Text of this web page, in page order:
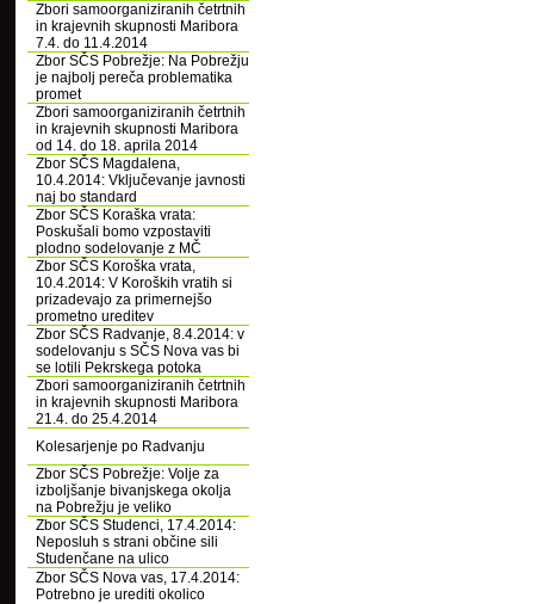
Zbori samoorganiziranih četrtnih
in krajevnih skupnosti Maribora
7.4. do 11.4.2014
Zbor SČS Pobrežje: Na Pobrežju
je najbolj pereča problematika
promet
Zbori samoorganiziranih četrtnih
in krajevnih skupnosti Maribora
od 14. do 18. aprila 2014
Zbor SČS Magdalena,
10.4.2014: Vključevanje javnosti
naj bo standard
Zbor SČS Koraška vrata:
Poskušali bomo vzpostaviti
plodno sodelovanje z MČ
Zbor SČS Koroška vrata,
10.4.2014: V Koroških vratih si
prizadevajo za primernejšo
prometno ureditev
Zbor SČS Radvanje, 8.4.2014: v
sodelovanju s SČS Nova vas bi
se lotili Pekrskega potoka
Zbori samoorganiziranih četrtnih
in krajevnih skupnosti Maribora
21.4. do 25.4.2014
Kolesarjenje po Radvanju
Zbor SČS Pobrežje: Volje za
izboljšanje bivanjskega okolja
na Pobrežju je veliko
Zbor SČS Studenci, 17.4.2014:
Neposluh s strani občine sili
Studenčane na ulico
Zbor SČS Nova vas, 17.4.2014:
Potrebno je urediti okolico